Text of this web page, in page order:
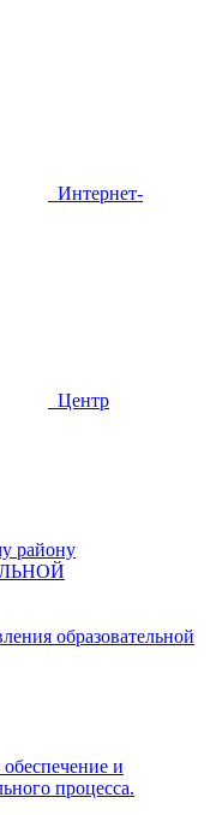
Интернет-
Центр
району
образовательной
и
процесса.